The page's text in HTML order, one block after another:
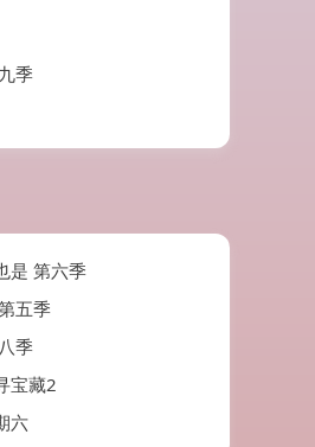
季
是 第六季
五季
季
宝藏2
六